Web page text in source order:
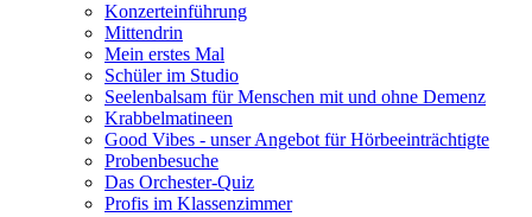
Konzerteinführung
Mittendrin
Mein erstes Mal
Schüler im Studio
Seelenbalsam für Menschen mit und ohne Demenz
Krabbelmatineen
Good Vibes - unser Angebot für Hörbeeinträchtigte
Probenbesuche
Das Orchester-Quiz
Profis im Klassenzimmer